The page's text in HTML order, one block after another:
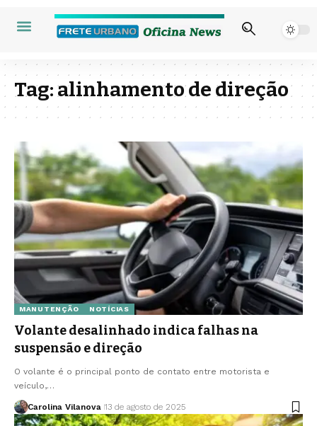
Tag:alinhamento de direção
MANUTENÇÃO NOTÍCIAS
Volante desalinhado indica falhas na
suspensão e direção
O volante é o principal ponto de contato entre motorista e
veículo,…
Carolina Vilanova 13 de agosto de 2025